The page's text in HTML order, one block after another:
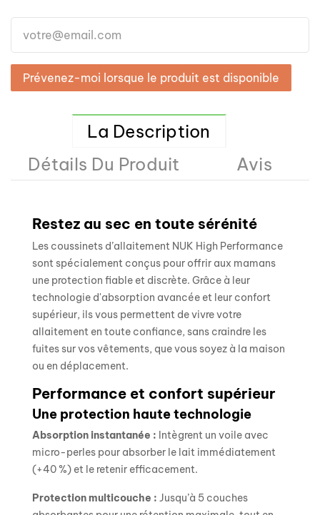
Prévenez-moi lorsque le produit est disponible
La Description
Détails Du Produit
Avis
Restez au sec en toute sérénité
Les coussinets d’allaitement NUK High Performance
sont spécialement conçus pour offrir aux mamans
une protection fiable et discrète. Grâce à leur
technologie d'absorption avancée et leur confort
supérieur, ils vous permettent de vivre votre
allaitement en toute confiance, sans craindre les
fuites sur vos vêtements, que vous soyez à la maison
ou en déplacement.
Performance et confort supérieur
Une protection haute technologie
Absorption instantanée : Intègrent un voile avec
micro-perles pour absorber le lait immédiatement
(+40 %) et le retenir efficacement.
Protection multicouche : Jusqu’à 5 couches